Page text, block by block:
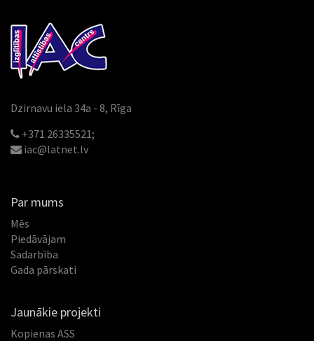
Dzirnavu iela 34a - 8, Rīga
+371 26335521;
iac@latnet.lv
Par mums
Mēs
Piedāvājam
Sadarbība
Gada pārskati
Jaunākie projekti
Kopienas ASS